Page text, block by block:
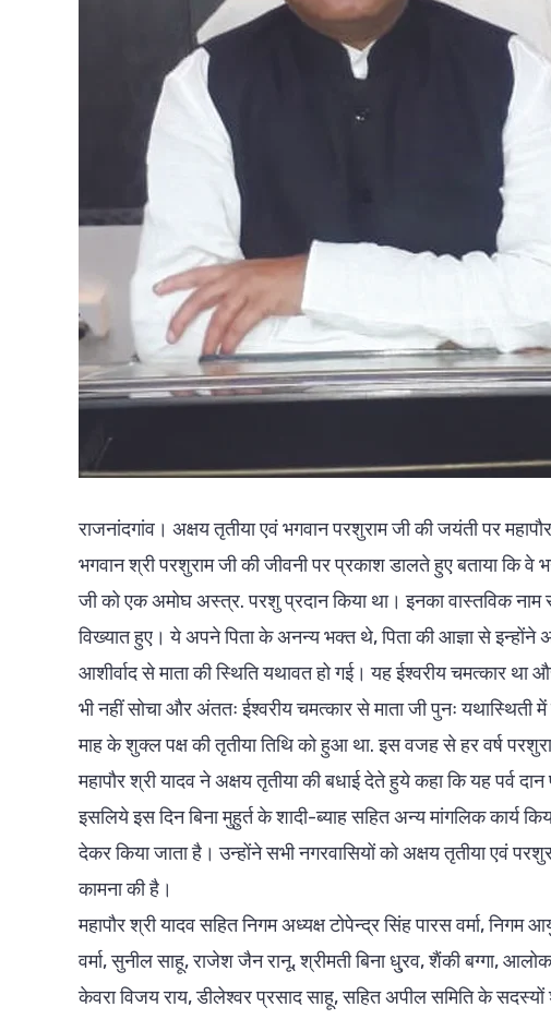
राजनांदगांव। अक्षय तृतीया एवं भगवान परशुराम जी की जयंती पर
भगवान श्री परशुराम जी की जीवनी पर प्रकाश डालते हुए बताया
जी को एक अमोघ अस्त्र. परशु प्रदान किया था। इनका वास्तविक
विख्यात हुए। ये अपने पिता के अनन्य भक्त थे, पिता की आज्ञा से इन्होंने
आशीर्वाद से माता की स्थिति यथावत हो गई। यह ईश्वरीय चमत्कार
भी नहीं सोचा और अंततः ईश्वरीय चमत्कार से माता जी पुनः
माह के शुक्ल पक्ष की तृतीया तिथि को हुआ था. इस वजह से हर वर्ष
महापौर श्री यादव ने अक्षय तृतीया की बधाई देते हुये कहा कि यह पर्व
इसलिये इस दिन बिना मुहुर्त के शादी-ब्याह सहित अन्य मांगलिक कार्य
देकर किया जाता है। उन्होंने सभी नगरवासियों को अक्षय तृतीया एवं
कामना की है।
महापौर श्री यादव सहित निगम अध्यक्ष टोपेन्द्र सिंह पारस वर्मा,
वर्मा, सुनील साहू, राजेश जैन रानू, श्रीमती बिना धु्रव, शैंकी बग्गा, आलोक
केवरा विजय राय, डीलेश्वर प्रसाद साहू, सहित अपील समिति के